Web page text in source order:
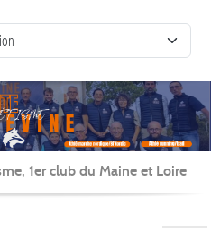
1er club du Maine et Loire